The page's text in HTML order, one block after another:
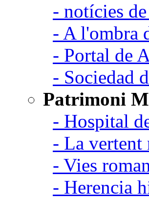
- notícies
- A l'ombra
- Portal de
- Sociedad
Patrimoni
- Hospital
- La vertent
- Vies
- Herencia